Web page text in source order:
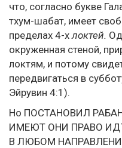
что, согласно букве
тхум-шабат, имеет
пределах 4-хлоктей.
окруженная стеной,
локтям, и потому
передвигаться в
Эйрувин 4:1).
Но ПОСТАНОВИЛ
ИМЕЮТ ОНИ ПРАВО
В ЛЮБОМ